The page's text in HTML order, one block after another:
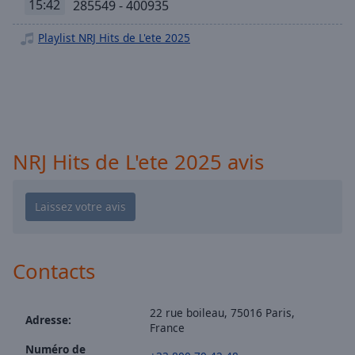
selected
Audio
modal
window.
Escape
NRJ Hits Remix
NRJ Dance 90
NRJ Chill
NRJ Made In France
NRJ Nouveautes Francaises
15:42 285549 - 400935
Playlist NRJ Hits de L'ete 2025
NRJ Hits de L'ete 2025 avis
Contacts
Adresse:
22 rue boileau, 75016 Paris,
France
Numéro de